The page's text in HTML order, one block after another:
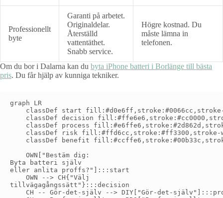
Professionellt
byte
Garanti på arbetet.
Originaldelar.
Återställd
vattentäthet.
Snabb service.
Högre kostnad. Du
måste lämna in
telefonen.
Om du bor i Dalarna kan du byta iPhone batteri i Borlänge till bästa
pris. Du får hjälp av kunniga tekniker.
graph LR
classDef start
classDef decision
classDef process
classDef risk fill:#ffd6cc,stroke:#ff3300,stroke-
classDef benefit
    OWN["Bestäm dig:
Byta batteri själv
eller anlita proffs?"]:::start
    OWN --> CH{"Välj
tillvägagångssätt"}:::decision
CH -- Gör-det-själv --> DIY["Gör-det-